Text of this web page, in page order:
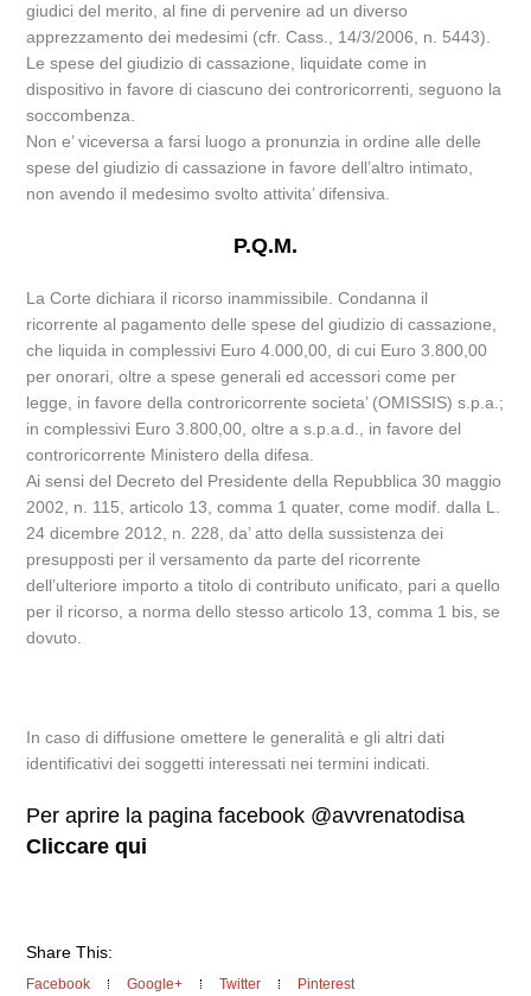
giudici del merito, al fine di pervenire ad un diverso
apprezzamento dei medesimi (cfr. Cass., 14/3/2006, n. 5443).
Le spese del giudizio di cassazione, liquidate come in
dispositivo in favore di ciascuno dei controricorrenti, seguono la
soccombenza.
Non e’ viceversa a farsi luogo a pronunzia in ordine alle delle
spese del giudizio di cassazione in favore dell’altro intimato,
non avendo il medesimo svolto attivita’ difensiva.
P.Q.M.
La Corte dichiara il ricorso inammissibile. Condanna il
ricorrente al pagamento delle spese del giudizio di cassazione,
che liquida in complessivi Euro 4.000,00, di cui Euro 3.800,00
per onorari, oltre a spese generali ed accessori come per
legge, in favore della controricorrente societa’ (OMISSIS) s.p.a.;
in complessivi Euro 3.800,00, oltre a s.p.a.d., in favore del
controricorrente Ministero della difesa.
Ai sensi del Decreto del Presidente della Repubblica 30 maggio
2002, n. 115, articolo 13, comma 1 quater, come modif. dalla L.
24 dicembre 2012, n. 228, da’ atto della sussistenza dei
presupposti per il versamento da parte del ricorrente
dell’ulteriore importo a titolo di contributo unificato, pari a quello
per il ricorso, a norma dello stesso articolo 13, comma 1 bis, se
dovuto.
In caso di diffusione omettere le generalità e gli altri dati
identificativi dei soggetti interessati nei termini indicati.
Per aprire la pagina facebook @avvrenatodisa
Cliccare qui
Share This:
Facebook Google+ Twitter Pinterest